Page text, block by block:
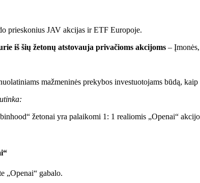
prieskonius JAV akcijas ir ETF Europoje.
iš šių žetonų atstovauja privačioms akcijoms –
mažmeninės prekybos investuotojams būdą,
žetonai yra palaikomi 1: 1 realiomis „Openai“
„Openai“ gabalo.